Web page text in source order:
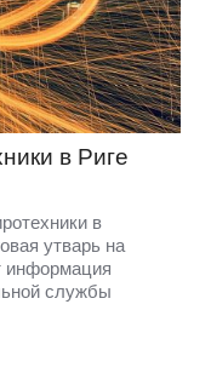
в Риге
в
утварь на
информация
службы